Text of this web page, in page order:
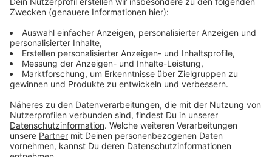
Wir benötigen Ihre
Zustimmung, um den YouTube
Video-Service zu laden!
Wir verwenden einen Service eines
Drittanbieters, um Videoinhalte
einzubetten. Dieser Service kann
sammeln. Bitte lesen Sie die
Details durch und stimmen Sie der
Nutzung des Service zu, um dieses